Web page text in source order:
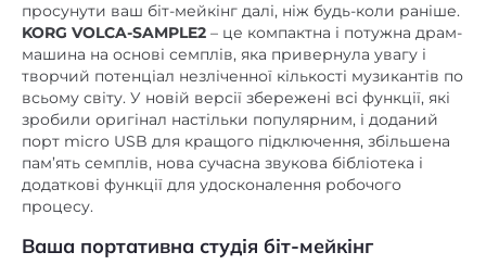
просунути ваш біт-мейкінг далі, ніж будь-коли раніше.
KORG VOLCA-SAMPLE2 – це компактна і потужна драм-
машина на основі семплів, яка привернула увагу і
творчий потенціал незліченної кількості музикантів по
всьому світу. У новій версії збережені всі функції, які
зробили оригінал настільки популярним, і доданий
порт micro USB для кращого підключення, збільшена
пам’ять семплів, нова сучасна звукова бібліотека і
додаткові функції для удосконалення робочого
процесу.
Ваша портативна студія біт-мейкінг